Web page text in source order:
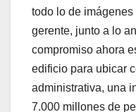
todo lo de imágenes
gerente, junto a lo
compromiso ahora
edificio para ubicar
administrativa, una
7.000 millones de